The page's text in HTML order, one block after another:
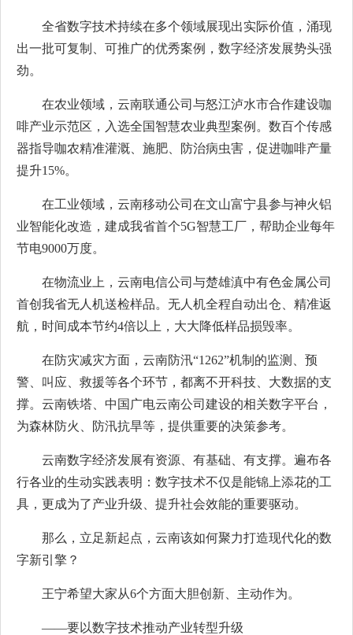
全省数字技术持续在多个领域展现出实际价值，涌现
出一批可复制、可推广的优秀案例，数字经济发展势头强
劲。
在农业领域，云南联通公司与怒江泸水市合作建设咖
啡产业示范区，入选全国智慧农业典型案例。数百个传感
器指导咖农精准灌溉、施肥、防治病虫害，促进咖啡产量
提升15%。
在工业领域，云南移动公司在文山富宁县参与神火铝
业智能化改造，建成我省首个5G智慧工厂，帮助企业每年
节电9000万度。
在物流业上，云南电信公司与楚雄滇中有色金属公司
首创我省无人机送检样品。无人机全程自动出仓、精准返
航，时间成本节约4倍以上，大大降低样品损毁率。
在防灾减灾方面，云南防汛“1262”机制的监测、预
警、叫应、救援等各个环节，都离不开科技、大数据的支
撑。云南铁塔、中国广电云南公司建设的相关数字平台，
为森林防火、防汛抗旱等，提供重要的决策参考。
云南数字经济发展有资源、有基础、有支撑。遍布各
行各业的生动实践表明：数字技术不仅是能锦上添花的工
具，更成为了产业升级、提升社会效能的重要驱动。
那么，立足新起点，云南该如何聚力打造现代化的数
字新引擎？
王宁希望大家从6个方面大胆创新、主动作为。
——要以数字技术推动产业转型升级